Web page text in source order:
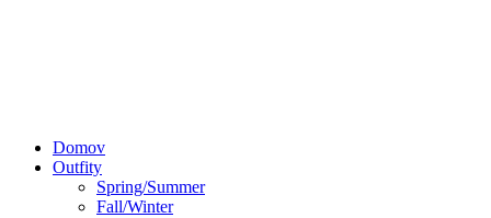
Domov
Outfity
Spring/Summer
Fall/Winter